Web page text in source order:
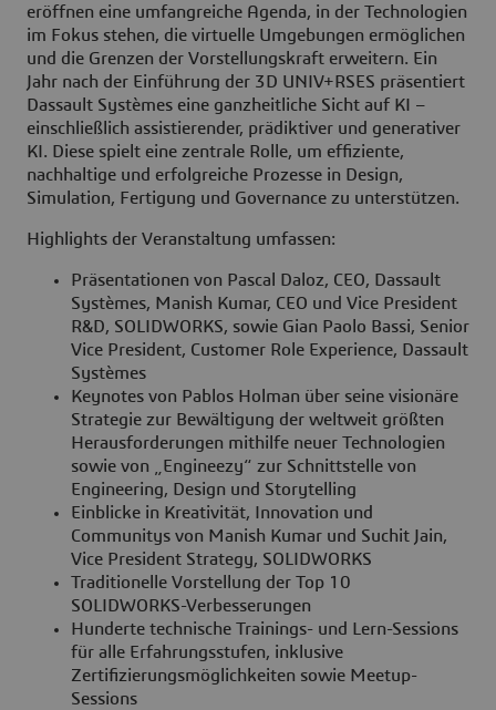
eröffnen eine umfangreiche Agenda, in der Technologien
im Fokus stehen, die virtuelle Umgebungen ermöglichen
und die Grenzen der Vorstellungskraft erweitern. Ein
Jahr nach der Einführung der 3D UNIV+RSES präsentiert
Dassault Systèmes eine ganzheitliche Sicht auf KI –
einschließlich assistierender, prädiktiver und generativer
KI. Diese spielt eine zentrale Rolle, um effiziente,
nachhaltige und erfolgreiche Prozesse in Design,
Simulation, Fertigung und Governance zu unterstützen.
Highlights der Veranstaltung umfassen:
Präsentationen von Pascal Daloz, CEO, Dassault
Systèmes, Manish Kumar, CEO und Vice President
R&D, SOLIDWORKS, sowie Gian Paolo Bassi, Senior
Vice President, Customer Role Experience, Dassault
Systèmes
Keynotes von Pablos Holman über seine visionäre
Strategie zur Bewältigung der weltweit größten
Herausforderungen mithilfe neuer Technologien
sowie von „Engineezy“ zur Schnittstelle von
Engineering, Design und Storytelling
Einblicke in Kreativität, Innovation und
Communitys von Manish Kumar und Suchit Jain,
Vice President Strategy, SOLIDWORKS
Traditionelle Vorstellung der Top 10
SOLIDWORKS-Verbesserungen
Hunderte technische Trainings- und Lern-Sessions
für alle Erfahrungsstufen, inklusive
Zertifizierungsmöglichkeiten sowie Meetup-
Sessions